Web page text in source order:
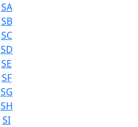
SA
SB
SC
SD
SE
SF
SG
SH
SI